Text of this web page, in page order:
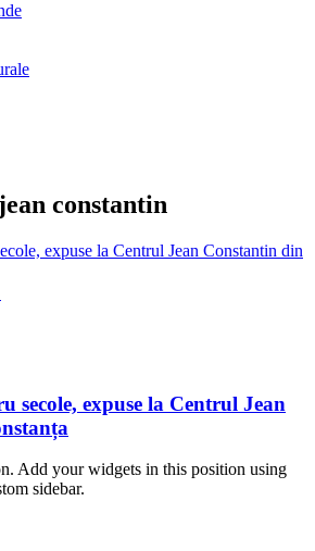
constantin
secole, expuse la Centrul Jean
Add your widgets in this position using
sidebar.